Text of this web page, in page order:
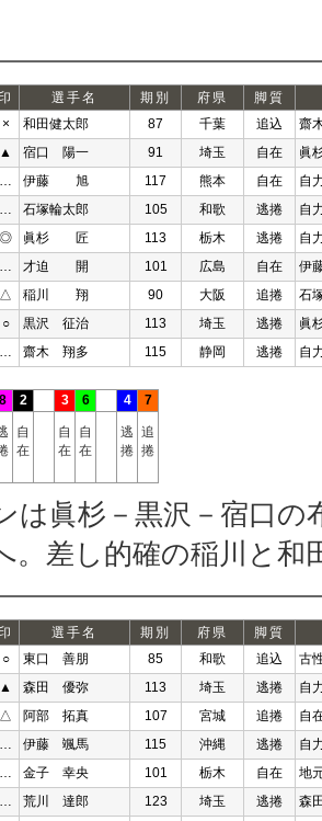
選手名 期別 府県 脚質
× 和田健太郎 87 千葉 追込
齋
▲ 宿口 陽一 91 埼玉 自在
眞
伊藤 旭 117 熊本 自在 自
石塚輪太郎 105 和歌 逃捲
自
◎ 眞杉 匠 113 栃木 逃捲 自
才迫 開 101 広島 自在
伊
△ 稲川 翔 90 大阪 追捲 石
○ 黒沢 征治 113 埼玉 逃捲
眞
齋木 翔多 115 静岡 逃捲 自
8 2
自
在
3
自
在
6
自
在
4
逃
捲
7
追
捲
は眞杉－黒沢－宿口の
。差し的確の稲川と和
選手名 期別 府県 脚質
○ 東口 善朋 85 和歌 追込
古
▲ 森田 優弥 113 埼玉 逃捲
自
△ 阿部 拓真 107 宮城 追捲 自
伊藤 颯馬 115 沖縄 逃捲
自
金子 幸央 101 栃木 自在 地
荒川 達郎 123 埼玉 逃捲
森